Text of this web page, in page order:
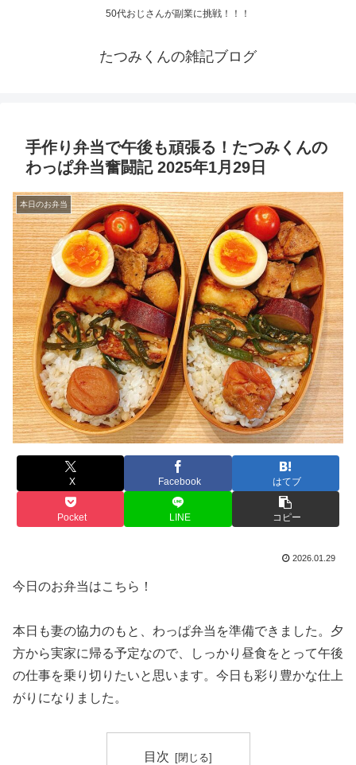
50代おじさんが副業に挑戦！！！
たつみくんの雑記ブログ
手作り弁当で午後も頑張る！たつみくんの
わっぱ弁当奮闘記 2025年1月29日
本日のお弁当
X Facebook はてブ
Pocket LINE コピー
2026.01.29
今日のお弁当はこちら！
本日も妻の協力のもと、わっぱ弁当を準備できました。夕
方から実家に帰る予定なので、しっかり昼食をとって午後
の仕事を乗り切りたいと思います。今日も彩り豊かな仕上
がりになりました。
目次